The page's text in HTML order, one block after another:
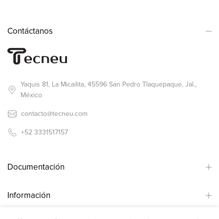
Contáctanos
Yaquis 81, La Micailita, 45596 San Pedro Tlaquepaque, Jal.,
México
contacto@tecneu.com
+52 3331517157
Documentación
Información